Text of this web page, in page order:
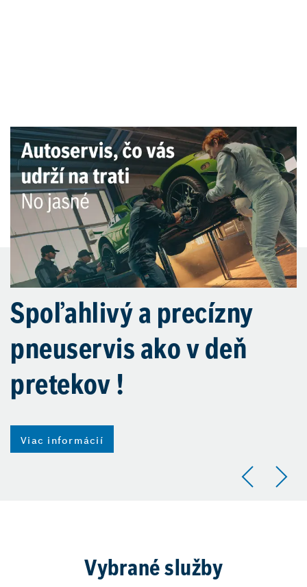
Spoľahlivý a precízny
pneuservis ako v deň
pretekov !
Viac informácií
Vybrané služby